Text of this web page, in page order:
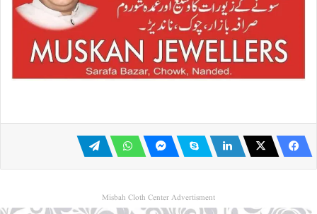
Misbah Cloth Center Advertisment